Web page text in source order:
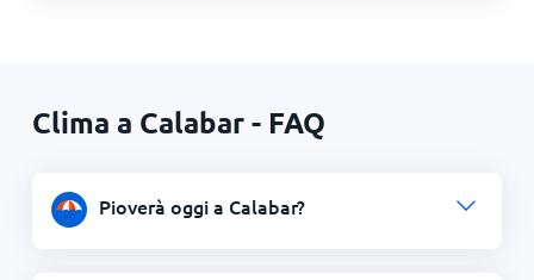
Clima a Calabar - FAQ
Pioverà oggi a Calabar?